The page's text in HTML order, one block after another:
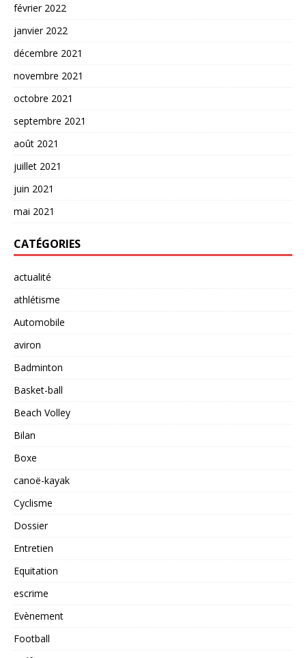
février 2022
janvier 2022
décembre 2021
novembre 2021
octobre 2021
septembre 2021
août 2021
juillet 2021
juin 2021
mai 2021
CATÉGORIES
actualité
athlétisme
Automobile
aviron
Badminton
Basket-ball
Beach Volley
Bilan
Boxe
canoë-kayak
Cyclisme
Dossier
Entretien
Equitation
escrime
Evènement
Football